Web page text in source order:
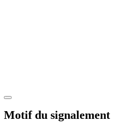
Motif du signalement